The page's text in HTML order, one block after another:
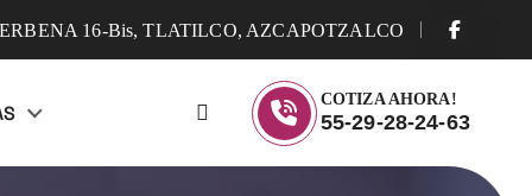
16-Bis, TLATILCO, AZCAPOTZALCO
COTIZA AHORA!
55-29-28-24-63